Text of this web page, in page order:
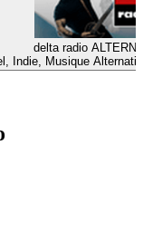
delta radio
Indie, Musique